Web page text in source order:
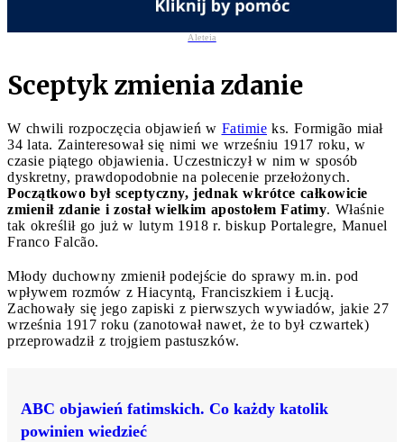
Aleteia
Sceptyk zmienia zdanie
W chwili rozpoczęcia objawień w Fatimie ks. Formigão miał
34 lata. Zainteresował się nimi we wrześniu 1917 roku, w
czasie piątego objawienia. Uczestniczył w nim w sposób
dyskretny, prawdopodobnie na polecenie przełożonych.
Początkowo był sceptyczny, jednak wkrótce całkowicie
zmienił zdanie i został wielkim apostołem Fatimy. Właśnie
tak określił go już w lutym 1918 r. biskup Portalegre, Manuel
Franco Falcão.
Młody duchowny zmienił podejście do sprawy m.in. pod
wpływem rozmów z Hiacyntą, Franciszkiem i Łucją.
Zachowały się jego zapiski z pierwszych wywiadów, jakie 27
września 1917 roku (zanotował nawet, że to był czwartek)
przeprowadził z trojgiem pastuszków.
ABC objawień fatimskich. Co każdy katolik
powinien wiedzieć